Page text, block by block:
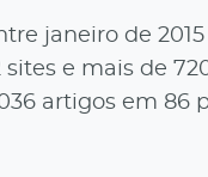
janeiro de
e mais de
artigos em 86